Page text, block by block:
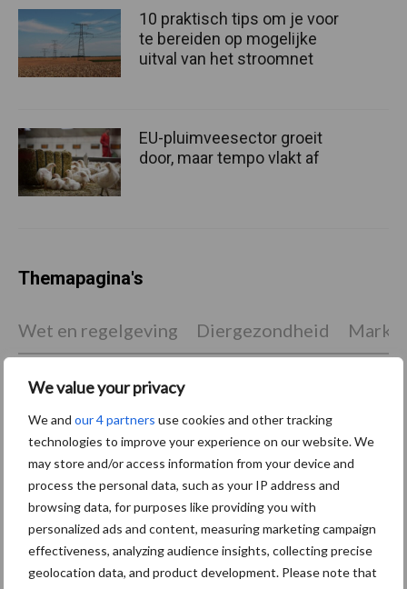
We value your privacy
We and our 4 partners use cookies and other tracking
technologies to improve your experience on our website. We
may store and/or access information from your device and
process the personal data, such as your IP address and
browsing data, for purposes like providing you with
personalized ads and content, measuring marketing campaign
effectiveness, analyzing audience insights, collecting precise
geolocation data, and product development. Please note that
10 praktisch tips om je voor
te bereiden op mogelijke
uitval van het stroomnet
EU-pluimveesector groeit
door, maar tempo vlakt af
Themapagina's
Wet en regelgeving Diergezondheid
Vleeskuikens Vermeerdering
Toon meer